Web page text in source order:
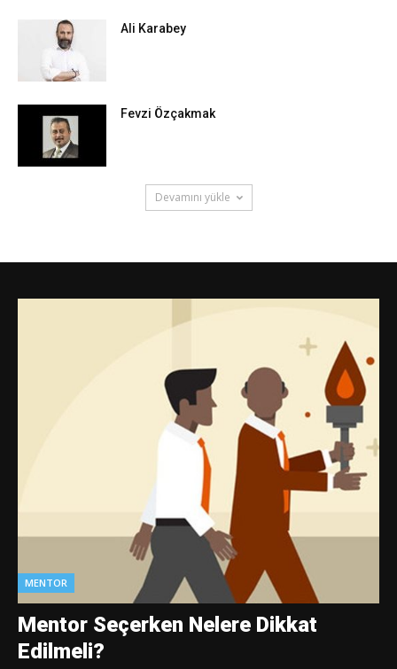
Ali Karabey
Fevzi Özçakmak
Devamını yükle
MENTOR
Mentor Seçerken Nelere Dikkat
Edilmeli?